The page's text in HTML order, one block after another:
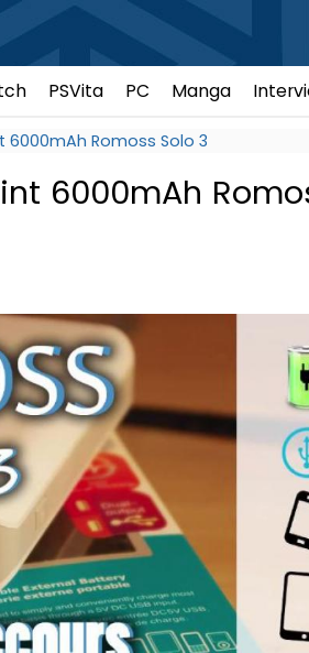
PSVita PC Manga
Romoss Solo 3
6000mAh